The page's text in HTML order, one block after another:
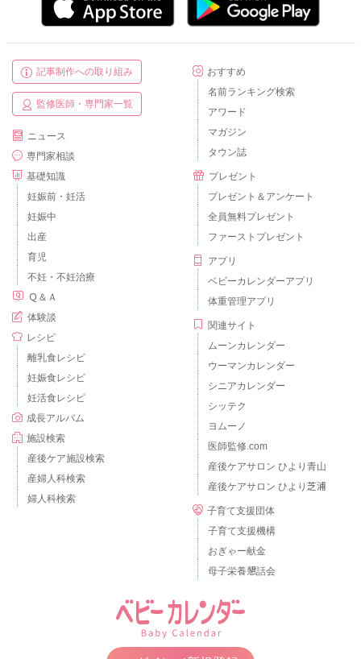
記事制作への取り組み
監修医師・専門家一覧
ニュース
専門家相談
基礎知識
妊娠前・妊活
妊娠中
出産
育児
不妊・不妊治療
Ｑ＆Ａ
体験談
レシピ
離乳食レシピ
妊娠食レシピ
妊活食レシピ
成長アルバム
施設検索
産後ケア施設検索
産婦人科検索
婦人科検索
おすすめ
名前ランキング検索
アワード
マガジン
タウン誌
プレゼント
プレゼント＆アンケート
全員無料プレゼント
ファーストプレゼント
アプリ
ベビーカレンダーアプリ
体重管理アプリ
関連サイト
ムーンカレンダー
ウーマンカレンダー
シニアカレンダー
シッテク
ヨムーノ
医師監修.com
産後ケアサロン ひより青山
産後ケアサロン ひより芝浦
子育て支援団体
子育て支援機構
おぎゃー献金
母子栄養懇話会